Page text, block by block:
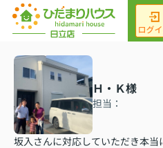
Ｈ・Ｋ様
担当：
坂入さんに対応していただき本